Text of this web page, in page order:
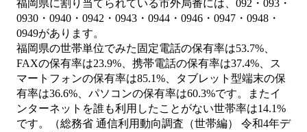
福岡県に割り当てられている市外局番には、092・093・
0930・0940・0942・0943・0944・0946・0947・0948・
0949があります。
福岡県の世帯単位でみた固定電話の保有率は53.7%、
FAXの保有率は23.9%、携帯電話の保有率は37.4%、ス
マートフォンの保有率は85.1%、タブレット型端末の保
有率は36.6%、パソコンの保有率は60.3%です。またイ
ンターネットを誰も利用したことがない世帯率は14.1%
です。（総務省 通信利用動向調査（世帯編） 令和4年デ